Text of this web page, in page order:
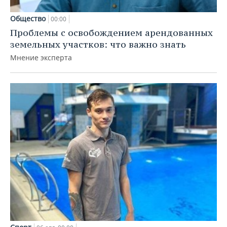
Общество 00:00
Проблемы с освобождением арендованных
земельных участков: что важно знать
Мнение эксперта